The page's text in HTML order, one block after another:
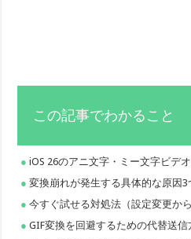
この記事でわかること
iOS 26のアニ文字・ミー文字ビデ
変換崩れが発生する具体的な原因3
今すぐ試せる対処法（設定変更か
GIF変換を回避するための代替送信